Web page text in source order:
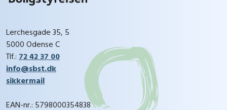
Lerchesgade 35, 5
5000 Odense C
Tlf.: 72 42 37 00
info@sbst.dk
sikkermail
EAN-nr.: 5798000354838